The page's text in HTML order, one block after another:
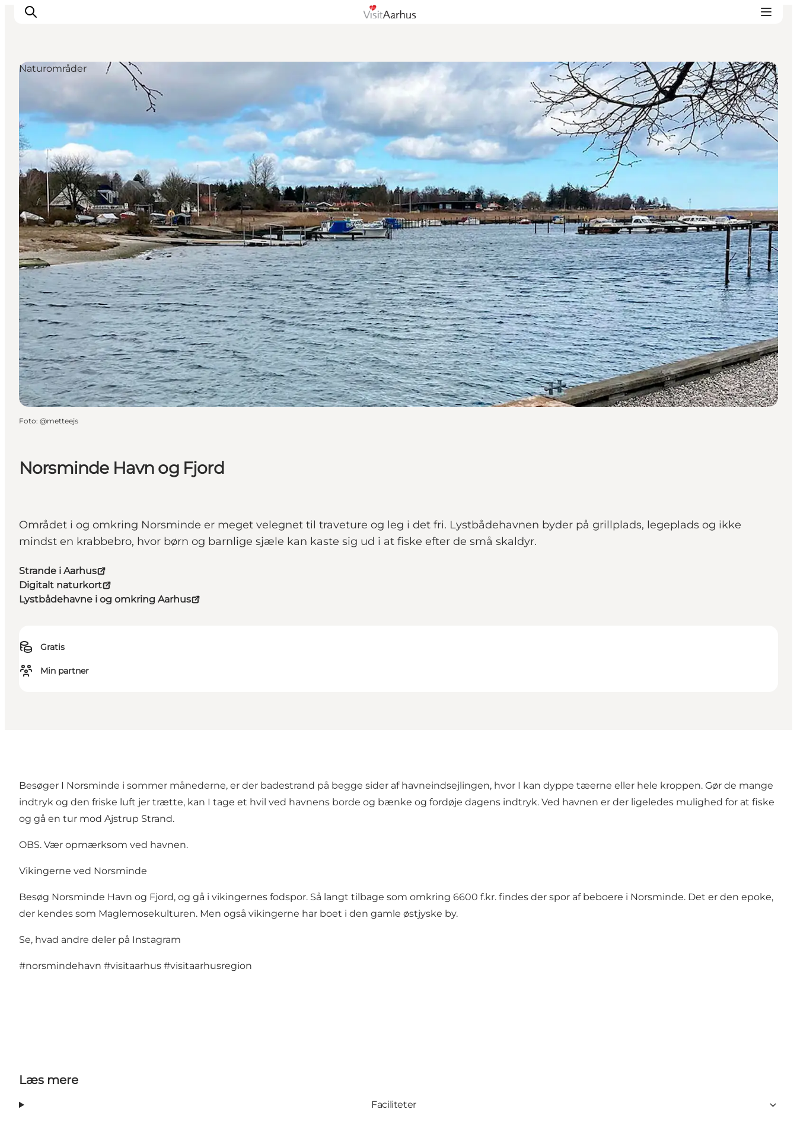
Oplevelser
Kalender
Byer og steder
Planlæg ferien
Transport
Norsminde Havn og Fjord
Området i og omkring Norsminde er meget velegnet til traveture og leg i det fri. Lystbådehavnen byder på grillplads, legeplads og ikke
mindst en krabbebro, hvor børn og barnlige sjæle kan kaste sig ud i at fiske efter de små skaldyr.
Strande i Aarhus
Digitalt naturkort
Lystbådehavne i og omkring Aarhus
Gratis
Min partner
Naturområder
Foto: @metteejs
Besøger I Norsminde i sommer månederne, er der badestrand på begge sider af havneindsejlingen, hvor I kan dyppe tæerne eller hele kroppen. Gør de mange
indtryk og den friske luft jer trætte, kan I tage et hvil ved havnens borde og bænke og fordøje dagens indtryk. Ved havnen er der ligeledes mulighed for at fiske
og gå en tur mod Ajstrup Strand.
OBS. Vær opmærksom ved havnen.
Vikingerne ved Norsminde
Besøg Norsminde Havn og Fjord, og gå i vikingernes fodspor. Så langt tilbage som omkring 6600 f.kr. findes der spor af beboere i Norsminde. Det er den epoke,
der kendes som Maglemosekulturen. Men også vikingerne har boet i den gamle østjyske by.
Se, hvad andre deler på Instagram
#norsmindehavn #visitaarhus #visitaarhusregion
Læs mere
Faciliteter